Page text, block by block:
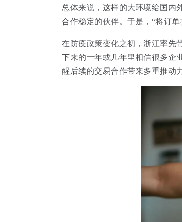
总体来说，这样的大环境给国内
合作稳定的伙伴。于是，“将订单
在防疫政策变化之初，浙江率先
下来的一年或几年里相信很多企
醒后续的交易合作带来多重推动